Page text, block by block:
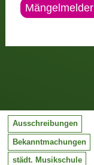
Mängelmelder
Ausschreibungen
Bekanntmachungen
städt. Musikschule